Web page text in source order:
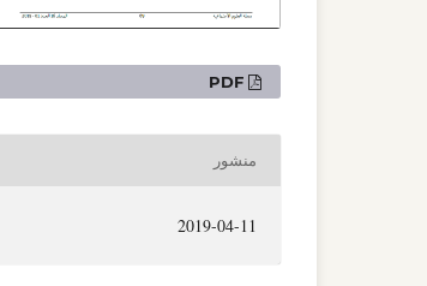
التنزيلات
PDF
منشور
2019-04-11